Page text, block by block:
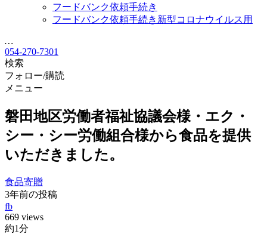
フードバンク依頼手続き
フードバンク依頼手続き新型コロナウイルス用
…
054-270-7301
検索
フォロー/購読
メニュー
磐田地区労働者福祉協議会様・エク・
シー・シー労働組合様から食品を提供
いただきました。
食品寄贈
3年前の投稿
fb
669 views
約1分